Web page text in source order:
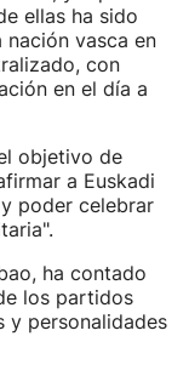
ellas ha sido
nación vasca en
con
en el día a
objetivo de
a Euskadi
poder celebrar
ha contado
los partidos
y personalidades